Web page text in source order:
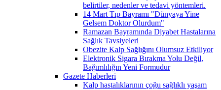
belirtiler, nedenler ve tedavi yöntemleri.
14 Mart Tıp Bayramı "Dünyaya Yine
Gelsem Doktor Olurdum"
Ramazan Bayramında Diyabet Hastalarına
Sağlık Tavsiyeleri
Obezite Kalp Sağlığını Olumsuz Etkiliyor
Elektronik Sigara Bırakma Yolu Değil,
Bağımlılığın Yeni Formudur
Gazete Haberleri
Kalp hastalıklarının çoğu sağlıklı yaşam